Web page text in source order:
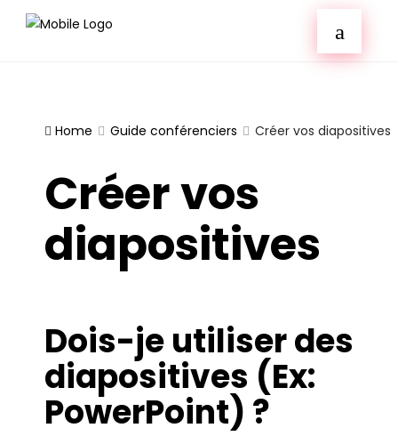
Home Guide conférenciers Créer vos diapositives
Créer vos
diapositives
Dois-je utiliser des
diapositives (Ex:
PowerPoint) ?